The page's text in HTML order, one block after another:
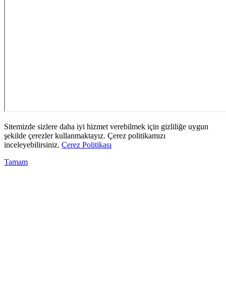
Sitemizde sizlere daha iyi hizmet verebilmek için gizliliğe uygun
şekilde çerezler kullanmaktayız. Çerez politikamızı
inceleyebilirsiniz. Çerez Politikası
Tamam